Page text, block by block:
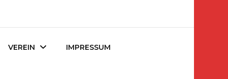
VEREIN IMPRESSUM